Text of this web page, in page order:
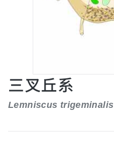
三叉丘系
Lemniscus trigeminalis